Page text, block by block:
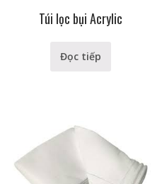
Túi lọc bụi Acrylic
Đọc tiếp